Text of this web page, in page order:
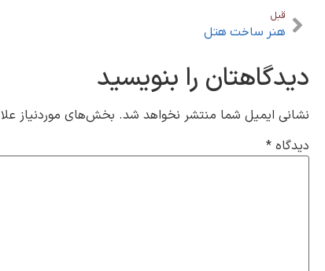
قبل
هنر ساخت هتل
دیدگاهتان را بنویسید
نشانی ایمیل شما منتشر نخواهد شد. بخش‌های موردنیاز
دیدگاه *